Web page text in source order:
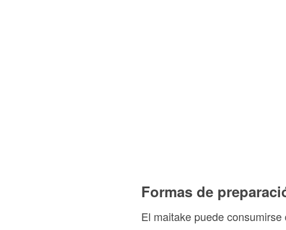
Formas de
El maitake puede